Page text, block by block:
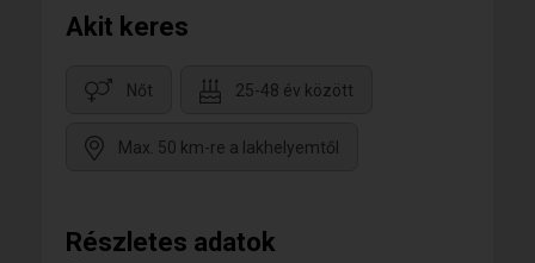
Akit keres
Nőt 25-48 év között
Max. 50 km-re a lakhelyemtől
Részletes adatok